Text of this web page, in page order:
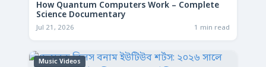
How Quantum Computers Work – Complete
Science Documentary
Jul 21, 2026 1 min read
Music Videos